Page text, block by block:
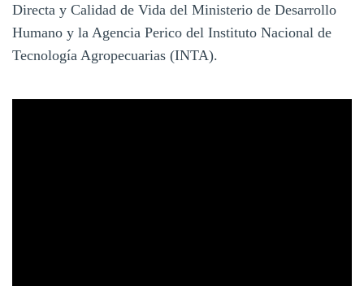
Directa y Calidad de Vida del Ministerio de Desarrollo
Humano y la Agencia Perico del Instituto Nacional de
Tecnología Agropecuarias (INTA).